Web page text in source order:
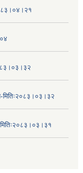
मितिः२०८३।०३।३२
मितिः२०८३।०३।३१